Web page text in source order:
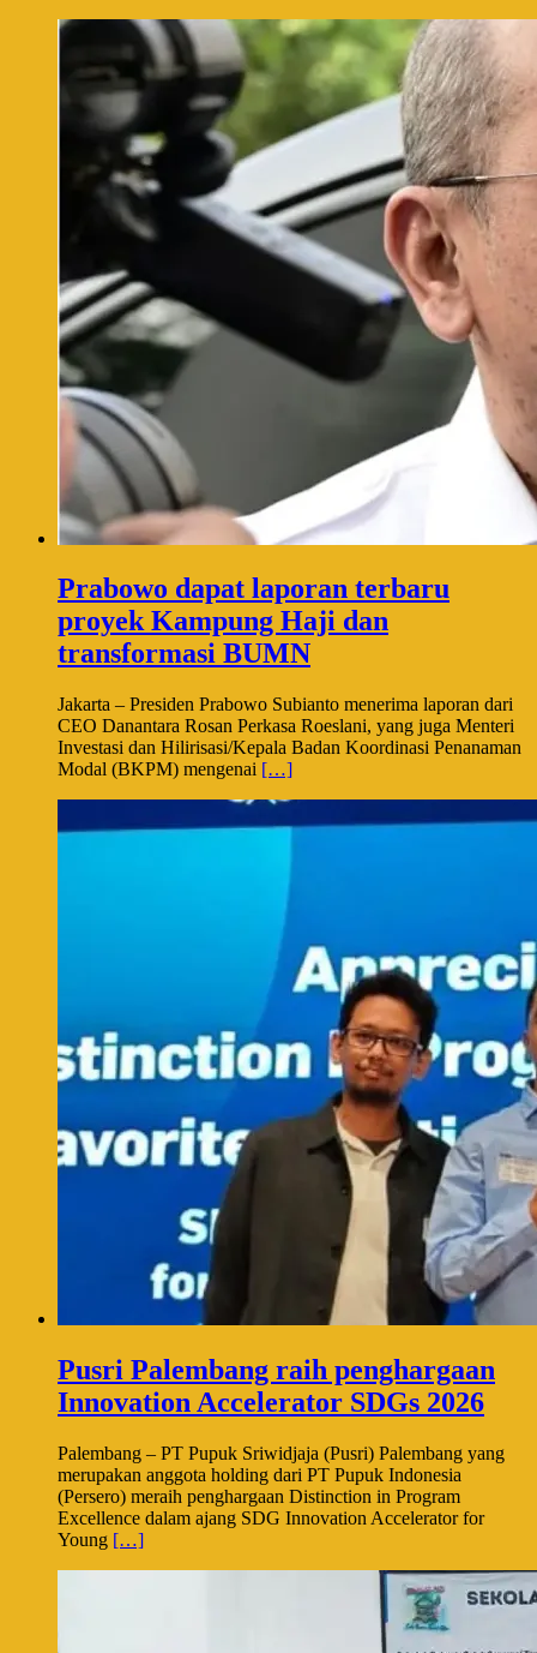
Prabowo dapat laporan terbaru
proyek Kampung Haji dan
transformasi BUMN
Jakarta – Presiden Prabowo Subianto menerima laporan dari
CEO Danantara Rosan Perkasa Roeslani, yang juga Menteri
Investasi dan Hilirisasi/Kepala Badan Koordinasi Penanaman
Modal (BKPM) mengenai […]
Pusri Palembang raih penghargaan
Innovation Accelerator SDGs 2026
Palembang – PT Pupuk Sriwidjaja (Pusri) Palembang yang
merupakan anggota holding dari PT Pupuk Indonesia
(Persero) meraih penghargaan Distinction in Program
Excellence dalam ajang SDG Innovation Accelerator for
Young […]